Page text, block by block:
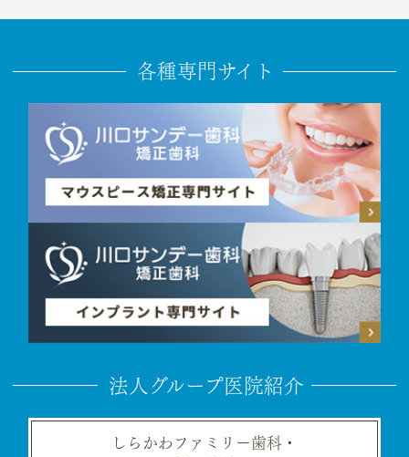
各種専門サイト
法人グループ医院紹介
しらかわファミリー歯科・